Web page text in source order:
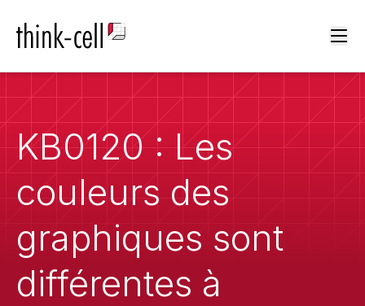
KB0120 : Les
couleurs des
graphiques sont
différentes à